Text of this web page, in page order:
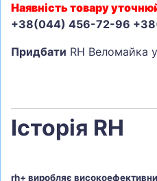
Наявність товару
+38(044) 456-72-96
Придбати RH Веломайка
Історія RH
rh+ виробляє